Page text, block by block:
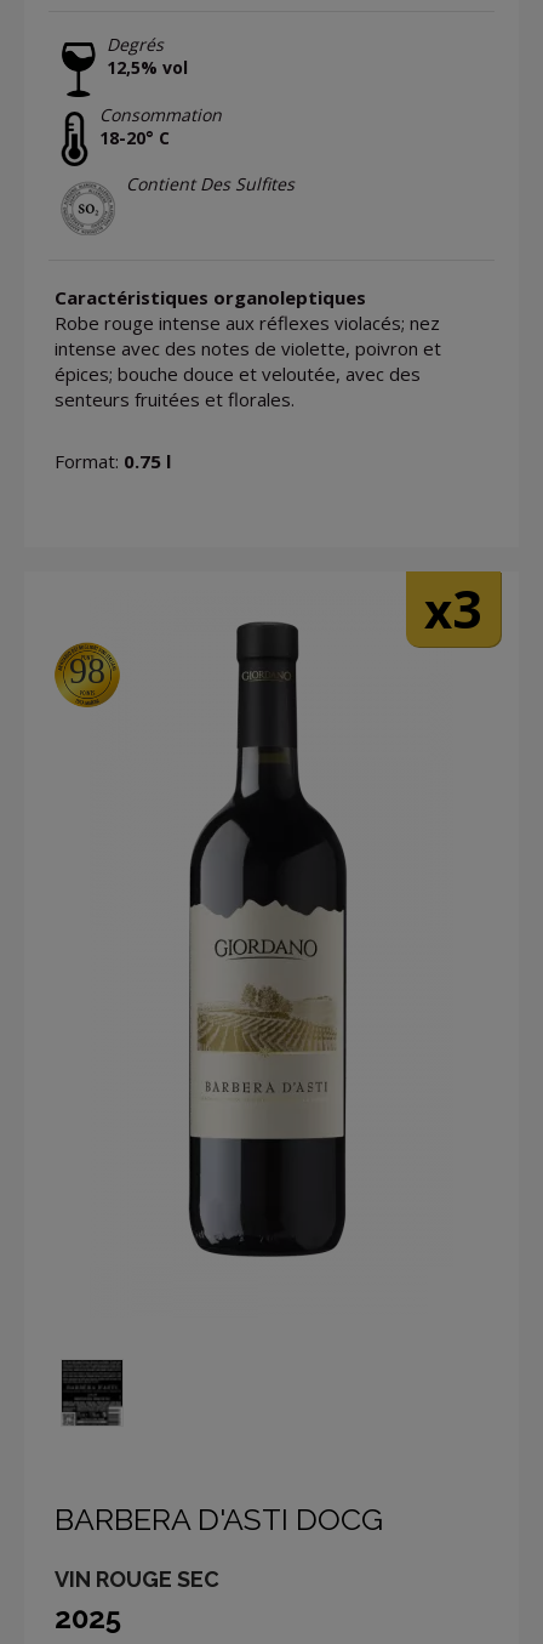
Degrés
12,5% vol
Consommation
18-20° C
Contient Des Sulfites
Caractéristiques organoleptiques
Robe rouge intense aux réflexes violacés; nez
intense avec des notes de violette, poivron et
épices; bouche douce et veloutée, avec des
senteurs fruitées et florales.
Format: 0.75 l
98
BARBERA D'ASTI DOCG
VIN ROUGE SEC
2025
x3